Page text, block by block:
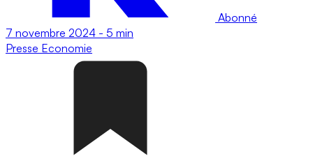
Abonné
7 novembre 2024 - 5 min
Presse Economie